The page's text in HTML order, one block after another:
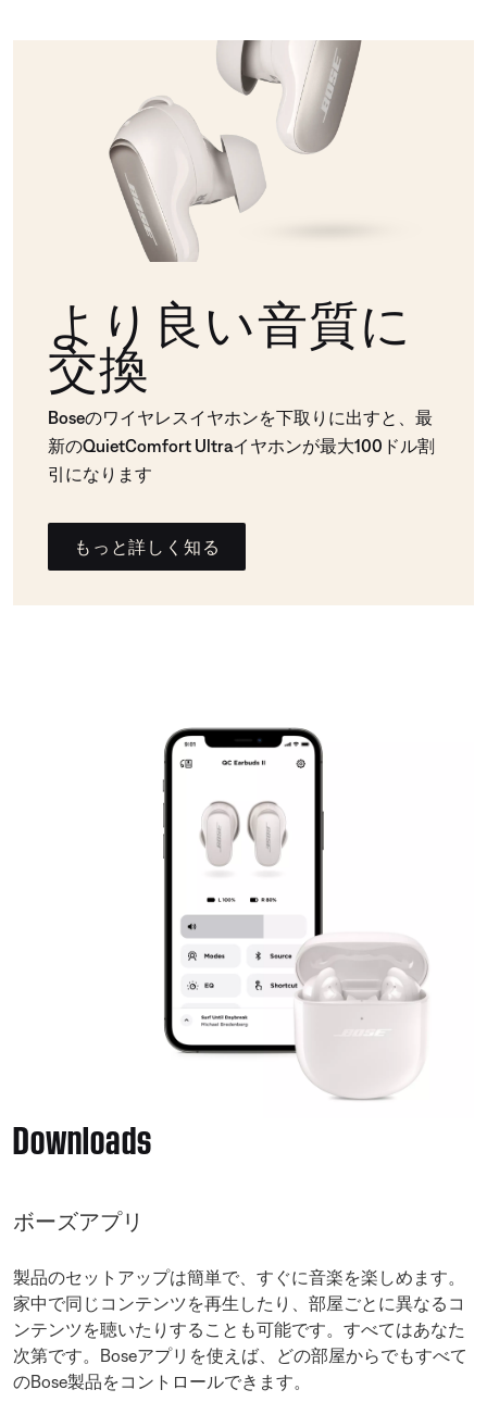
より良い音質に
交換
Boseのワイヤレスイヤホンを下取りに出すと、最
新のQuietComfort Ultraイヤホンが最大100ドル割
引になります
もっと詳しく知る
Downloads
ボーズアプリ
製品のセットアップは簡単で、すぐに音楽を楽しめます。
家中で同じコンテンツを再生したり、部屋ごとに異なるコ
ンテンツを聴いたりすることも可能です。すべてはあなた
次第です。Boseアプリを使えば、どの部屋からでもすべて
のBose製品をコントロールできます。